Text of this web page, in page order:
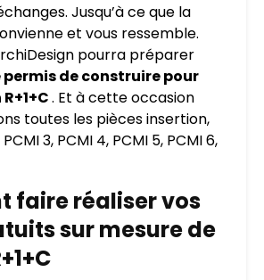
Jusqu’à ce que la
et vous ressemble.
pourra préparer
de construire pour
. Et à cette occasion
toutes les pièces insertion,
PCMI 3, PCMI 4, PCMI 5, PCMI 6,
faire réaliser vos
sur mesure de